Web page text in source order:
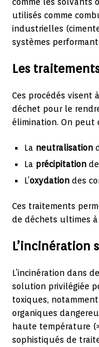
utilisés comme
industrielles
systèmes
Les
Ces procédés visent
déchet pour le
élimination. On peut
La neutralisation
La précipitation
L’oxydation des
Ces traitements
de déchets ultimes à
L’incinération
L’incinération dans
solution privilégiée
toxiques,
organiques
haute température
sophistiqués de